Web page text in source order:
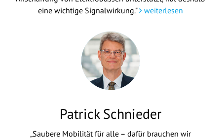
eine wichtige Signalwirkung."
weiterlesen
Patrick Schnieder
„Saubere Mobilität für alle – dafür brauchen wir